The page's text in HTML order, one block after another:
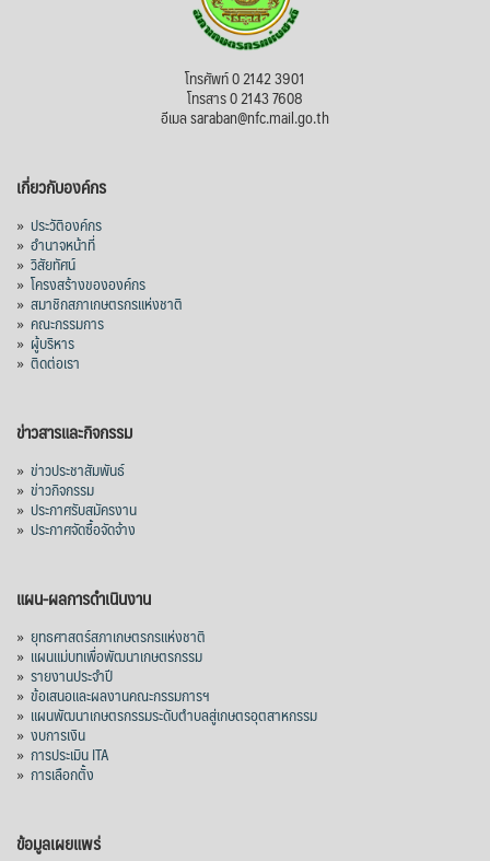
โทรศัพท์ 0 2142 3901
โทรสาร 0 2143 7608
อีเมล saraban@nfc.mail.go.th
เกี่ยวกับองค์กร
» ประวัติองค์กร
» อำนาจหน้าที่
» วิสัยทัศน์
» โครงสร้างขององค์กร
» สมาชิกสภาเกษตรกรแห่งชาติ
» คณะกรรมการ
» ผู้บริหาร
» ติดต่อเรา
ข่าวสารและกิจกรรม
» ข่าวประชาสัมพันธ์
» ข่าวกิจกรรม
» ประกาศรับสมัครงาน
» ประกาศจัดซื้อจัดจ้าง
แผน-ผลการดำเนินงาน
» ยุทธศาสตร์สภาเกษตรกรแห่งชาติ
» แผนแม่บทเพื่อพัฒนาเกษตรกรรม
» รายงานประจำปี
» ข้อเสนอและผลงานคณะกรรมการฯ
» แผนพัฒนาเกษตรกรรมระดับตำบลสู่เกษตรอุตสาหกรรม
» งบการเงิน
» การประเมิน ITA
» การเลือกตั้ง
ข้อมูลเผยแพร่